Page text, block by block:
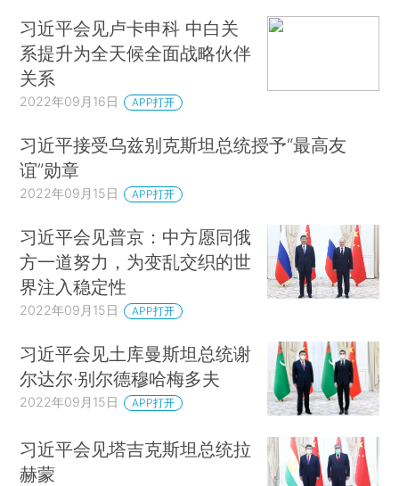
习近平会见卢卡申科 中白关
系提升为全天候全面战略伙伴
关系
2022年09月16日 APP打开
习近平接受乌兹别克斯坦总统授予“最高友
谊”勋章
2022年09月15日 APP打开
习近平会见普京：中方愿同俄
方一道努力，为变乱交织的世
界注入稳定性
2022年09月15日 APP打开
习近平会见土库曼斯坦总统谢
尔达尔·别尔德穆哈梅多夫
2022年09月15日 APP打开
习近平会见塔吉克斯坦总统拉
赫蒙